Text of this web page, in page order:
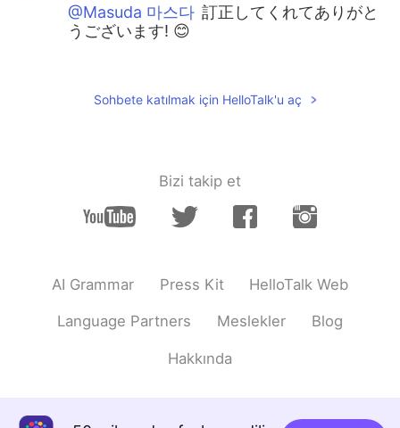
@Masuda 마스다 訂正してくれてありがと
うございます! 😊
10時間以上会社に
働いてから晩御飯を
10時間以上会社
働いてから晩御飯を
作っている!
僕が代わりに晩御飯を作ったら
いつも
Sohbete katılmak için HelloTalk'u aç
Bizi takip et
AI Grammar Press Kit HelloTalk Web
Language Partners Meslekler Blog
Hakkında